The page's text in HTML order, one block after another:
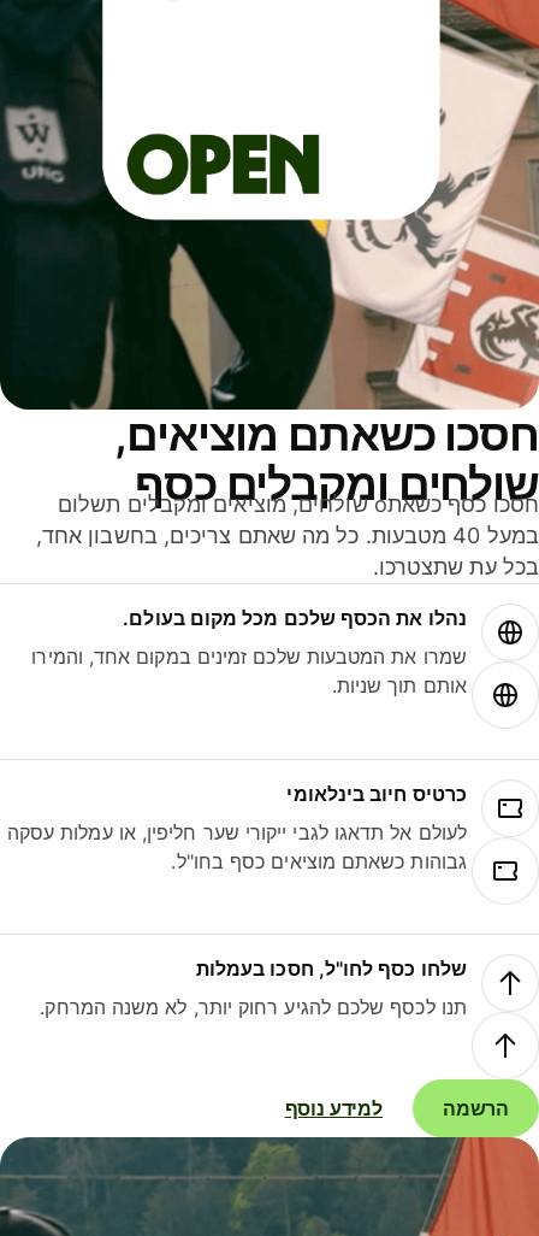
כשאתם מוציאים,
ומקבלים כסף
חסכו כסף כשאתo שולחים, מוציאים ומקבלים תשלום
במעל 40 מטבעות. כל מה שאתם צריכים, בחשבון אחד,
עת שתצטרכו.
נהלו את הכסף שלכם מכל מקום בעולם.
שמרו את המטבעות שלכם זמינים במקום אחד, והמירו
אותם תוך שניות.
כרטיס חיוב בינלאומי
לעולם אל תדאגו לגבי ייקורי שער חליפין, או עמלות עסקה
גבוהות כשאתם מוציאים כסף בחו"ל.
שלחו כסף לחו"ל, חסכו בעמלות
תנו לכסף שלכם להגיע רחוק יותר, לא משנה המרחק.
הרשמה למידע נוסף